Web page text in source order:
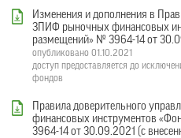
Изменения и дополнения в
ЗПИФ рыночных финансовых
размещений» № 3964-14 от
опубликовано 01.10.2021
доступ предоставляется до
фондов
Правила доверительного
финансовых инструментов
3964-14 от 30.09.2021 (с